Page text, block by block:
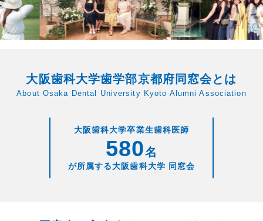
大阪歯科大学歯学部京都府同窓会とは
About Osaka Dental University Kyoto Alumni Association
大阪歯科大学卒業生歯科医師
580名
が所属する大阪歯科大学 同窓会